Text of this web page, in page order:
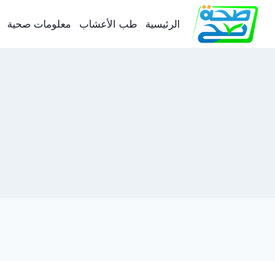
التجاوز
المحتوى
الرئيسية طب الأعشاب معلومات صحية